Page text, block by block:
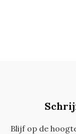
Blijf op de